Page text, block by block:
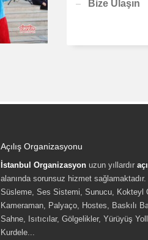
Bize Ulaşın
Açılış Organizasyonu
İstanbul Organizasyon uzun yıllardır
alanında sorunsuz hizmet
Süsleme, Ses Sistemi, Sunucu, Kokteyl
Kameraman, Palyaço, Hostes, Baskılı
Sahne, Isıtıcılar, Gölgelikler, Yürüyüş
Kurdele...